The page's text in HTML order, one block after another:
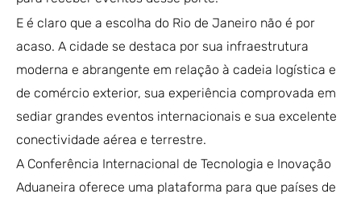
E é claro que a escolha do Rio de Janeiro não é por
acaso. A cidade se destaca por sua infraestrutura
moderna e abrangente em relação à cadeia logística e
de comércio exterior, sua experiência comprovada em
sediar grandes eventos internacionais e sua excelente
conectividade aérea e terrestre.
A Conferência Internacional de Tecnologia e Inovação
Aduaneira oferece uma plataforma para que países de